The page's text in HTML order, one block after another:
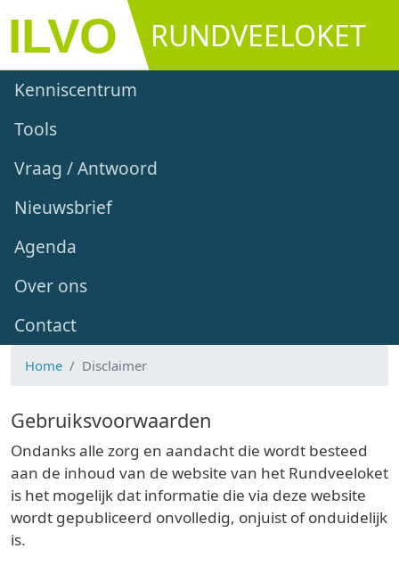
Overslaan en naar de inhoud gaan
RUNDVEELOKET
Main navigation
Kenniscentrum
Tools
Vraag / Antwoord
Nieuwsbrief
Agenda
Over ons
Contact
Home Disclaimer
Gebruiksvoorwaarden
Ondanks alle zorg en aandacht die wordt besteed
aan de inhoud van de website van het Rundveeloket
is het mogelijk dat informatie die via deze website
wordt gepubliceerd onvolledig, onjuist of onduidelijk
is.